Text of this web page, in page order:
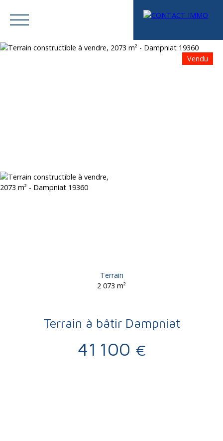
Mes favoris Espace vendeur
Vendu
Terrain
2 073 m²
Terrain à bâtir Dampniat
41 100 €